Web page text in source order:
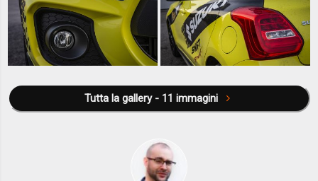
Tutta la gallery - 11 immagini